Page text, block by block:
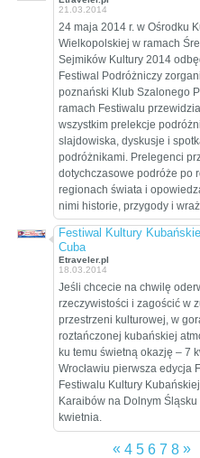
wzdłuż i
trakcie
21.03.2014
24 maja 2014 r. w Ośrodku
Wielkopolskiej w ramach
Sejmików Kultury 2014
Festiwal Podróżniczy
poznański Klub Szalonego
ramach Festiwalu
wszystkim prelekcje
slajdowiska, dyskusje i
podróżnikami. Prelegenci
dotychczasowe podróże po
regionach świata i
nimi historie, przygody i
Festiwal Kultury
Cuba
Etraveler.pl
18.03.2014
Jeśli chcecie na chwilę
rzeczywistości i zagościć w
przestrzeni kulturowej, w
roztańczonej kubańskiej
ku temu świetną okazję – 7
Wrocławiu pierwsza edycja
Festiwalu Kultury
Karaibów na Dolnym
kwietnia.
« 4 5 6 7 8 »